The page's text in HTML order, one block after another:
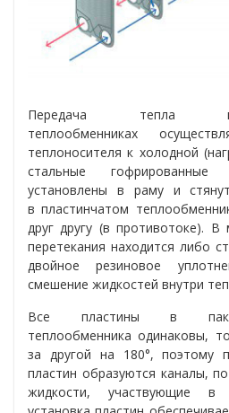
Передача
теплообменниках
теплоносителя к холодной
стальные гофрированные
установлены в раму и
впластинчатом
друг другу (в противотоке).
перетекания находится либо
двойное резиновое
смешение жидкостей внутри
Все пластины в
теплообменника одинаковы,
за другой на 180°, поэтому
пластин образуются каналы,
жидкости, участвующие в